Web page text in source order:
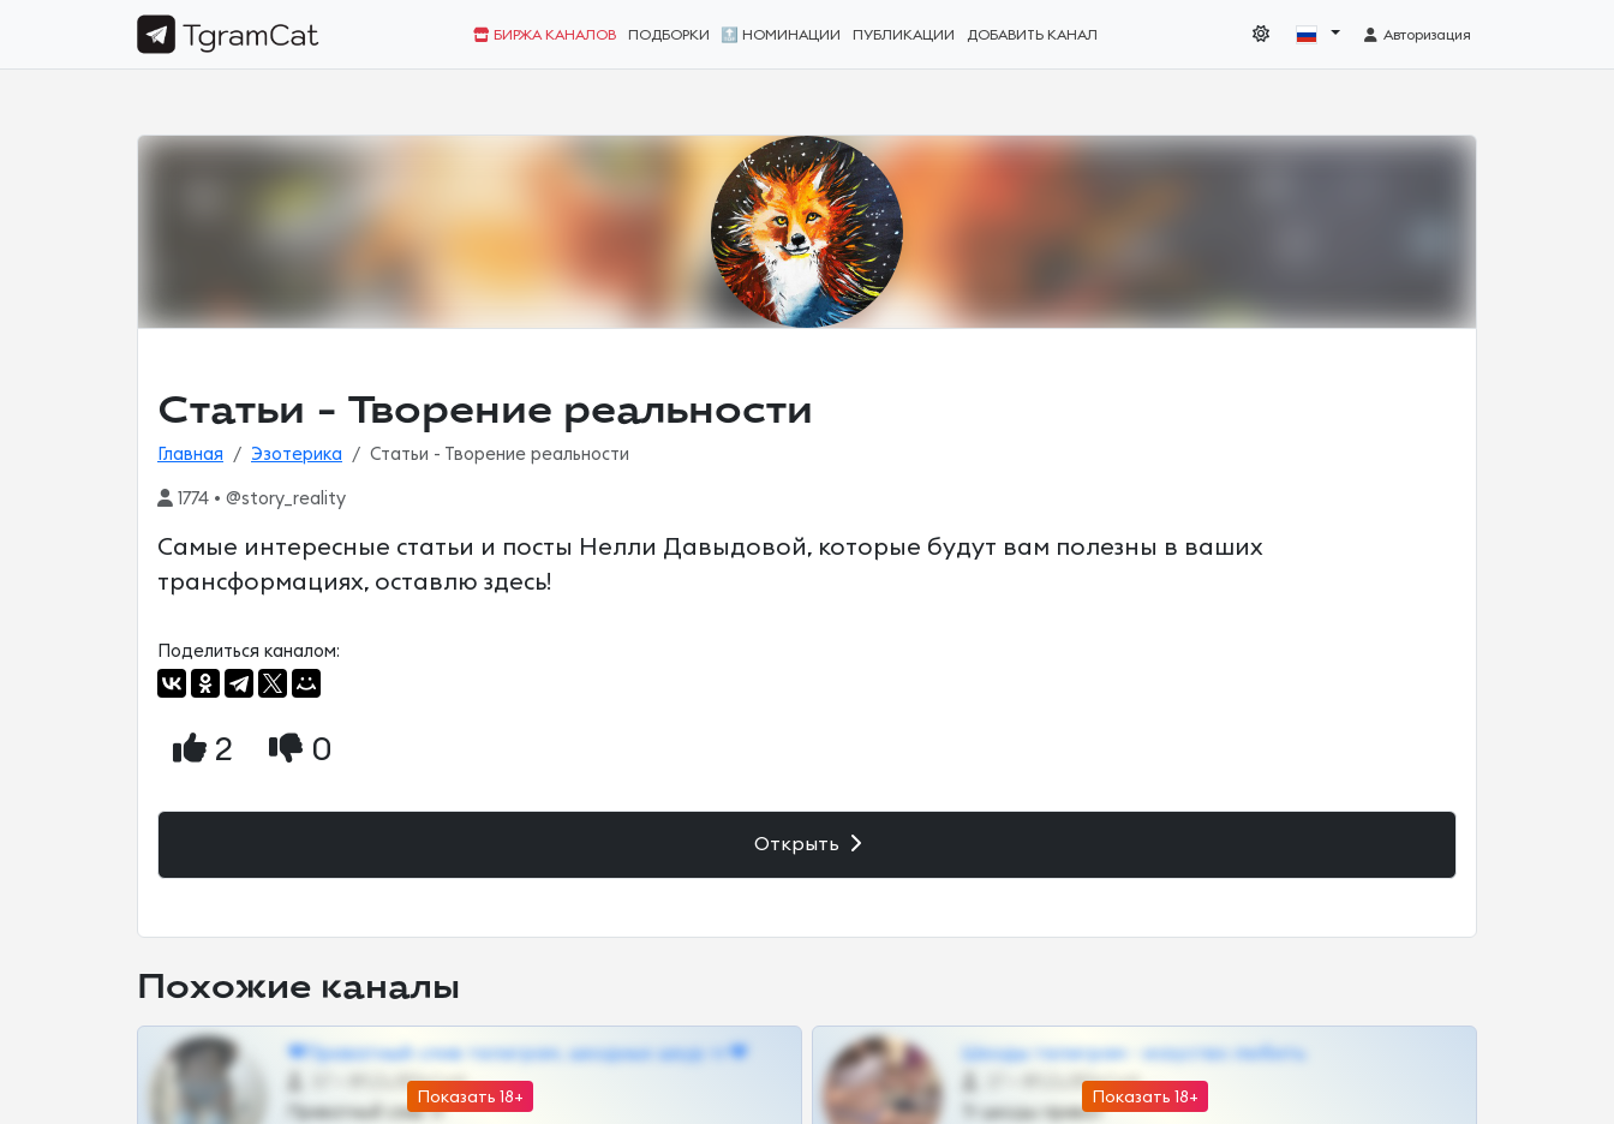
БИРЖА КАНАЛОВ ПОДБОРКИ 🔝 НОМИНАЦИИ ПУБЛИКАЦИИ ДОБАВИТЬ КАНАЛ Авторизация
Статьи - Творение реальности
Главная Эзотерика Статьи - Творение реальности
1774 • @story_reality
Самые интересные статьи и посты Нелли Давыдовой, которые будут вам полезны в ваших
трансформациях, оставлю здесь!
Поделиться каналом:
2 0
Открыть
Похожие каналы
Показать 18+
❤Приватный слив телеграм, шкодных шкур тг❤
@SZu3ll3sCatt_bot
Приватный слив тг
Показать 18+
Шкоды телеграм - искуство любить
@SZu3ll3sCatt_bot
Тг шкоды приват